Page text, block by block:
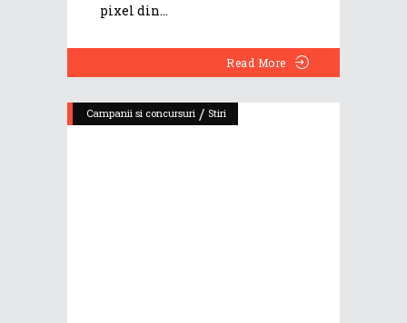
pixel din
Read More
Campanii si concursuri / Stiri